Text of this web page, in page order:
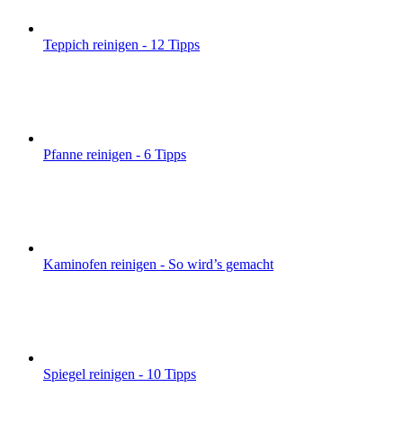
Teppich reinigen - 12 Tipps
Pfanne reinigen - 6 Tipps
Kaminofen reinigen - So wird’s gemacht
Spiegel reinigen - 10 Tipps